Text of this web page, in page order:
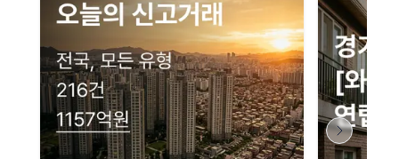
네이버 지도 연결 안내
현재 네이버 지도 연결이 원활하지 않아 지도를 불러올 수 없습니다.
이용에 불편을 드려 죄송합니다.